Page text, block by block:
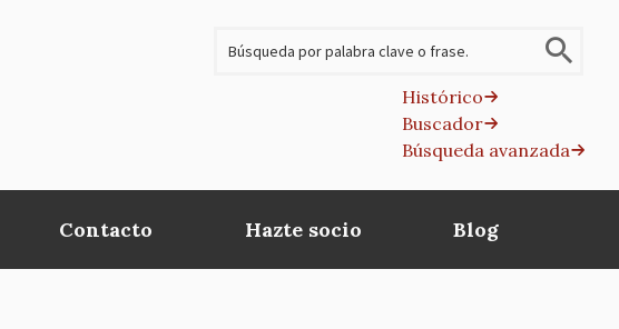
Histórico
Buscador
Búsqueda avanzada
Contacto Hazte socio Blog